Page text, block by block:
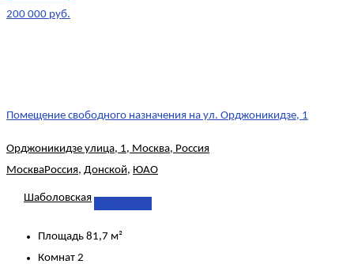
200 000 руб.
Помещение свободного назначения на ул. Орджоникидзе, 1
Орджоникидзе улица, 1, Москва, Россия
МоскваРоссия, Донской, ЮАО
Шаболовская
Площадь 81,7 м²
Комнат 2